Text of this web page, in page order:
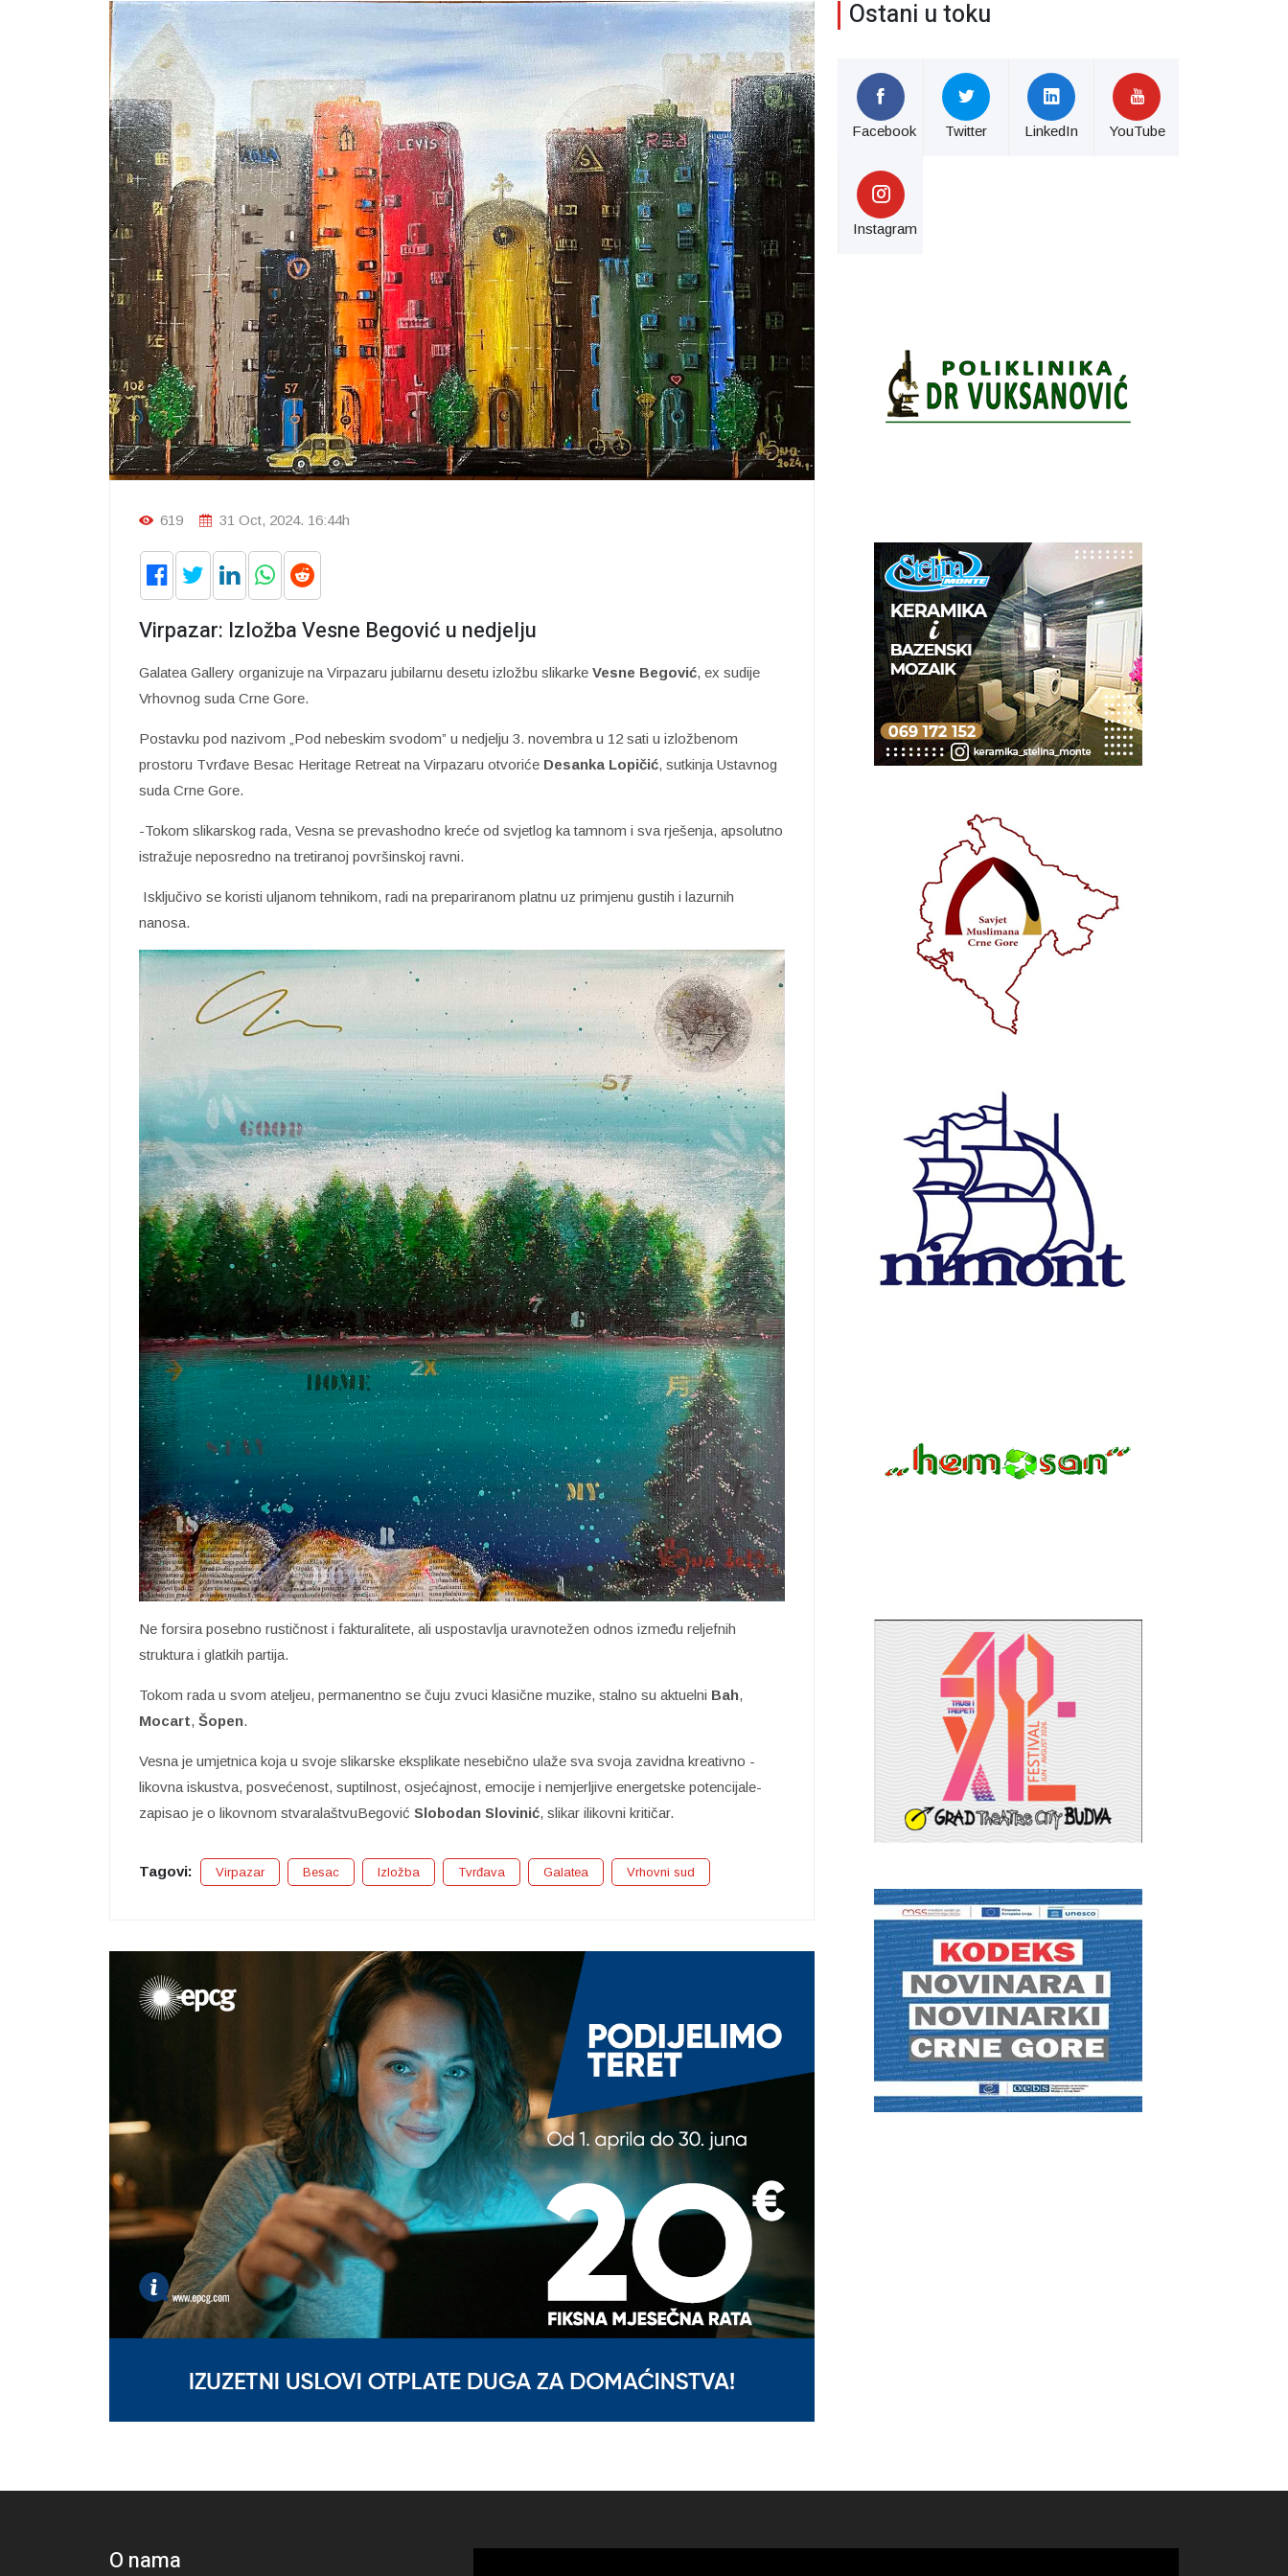
619 31 Oct, 2024. 16:44h
Virpazar: Izložba Vesne Begović u nedjelju
Galatea Gallery organizuje na Virpazaru jubilarnu desetu izložbu slikarke Vesne Begović, ex sudije
Vrhovnog suda Crne Gore.
Postavku pod nazivom „Pod nebeskim svodom” u nedjelju 3. novembra u 12 sati u izložbenom
prostoru Tvrđave Besac Heritage Retreat na Virpazaru otvoriće Desanka Lopičić, sutkinja Ustavnog
suda Crne Gore.
-Tokom slikarskog rada, Vesna se prevashodno kreće od svjetlog ka tamnom i sva rješenja, apsolutno
istražuje neposredno na tretiranoj površinskoj ravni.
Isključivo se koristi uljanom tehnikom, radi na prepariranom platnu uz primjenu gustih i lazurnih
nanosa.
Ne forsira posebno rustičnost i fakturalitete, ali uspostavlja uravnotežen odnos između reljefnih
struktura i glatkih partija.
Tokom rada u svom ateljeu, permanentno se čuju zvuci klasične muzike, stalno su aktuelni Bah,
Mocart, Šopen.
Vesna je umjetnica koja u svoje slikarske eksplikate nesebično ulaže sva svoja zavidna kreativno -
likovna iskustva, posvećenost, suptilnost, osjećajnost, emocije i nemjerljive energetske potencijale-
zapisao je o likovnom stvaralaštvuBegović Slobodan Slovinić, slikar ilikovni kritičar.
Tagovi: Virpazar Besac Izložba Tvrđava Galatea Vrhovni sud
Ostani u toku
Facebook Twitter LinkedIn YouTube
Instagram
O nama